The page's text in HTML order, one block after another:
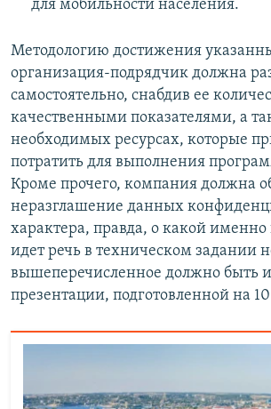
для мобильности населения.
Методологию достижения
организация-подрядчик должна
самостоятельно, снабдив ее
качественными показателями, а
необходимых ресурсах, которые
потратить для выполнения
Кроме прочего, компания должна
неразглашение данных
характера, правда, о какой
идет речь в техническом задании
вышеперечисленное должно быть
презентации, подготовленной на